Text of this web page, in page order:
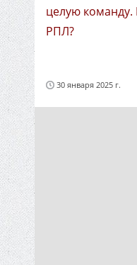
целую команду.
РПЛ?
30 января 2025 г.